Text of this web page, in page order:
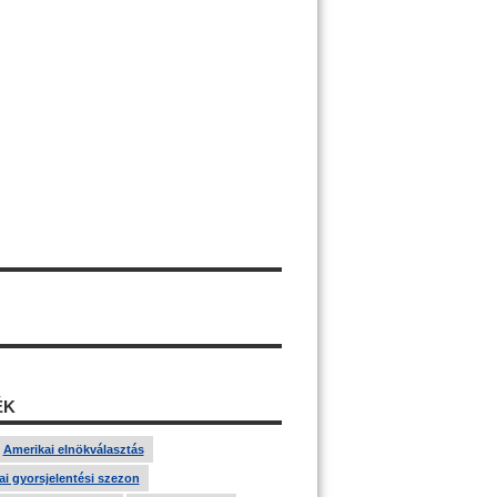
Amerikai elnökválasztás
gyorsjelentési szezon